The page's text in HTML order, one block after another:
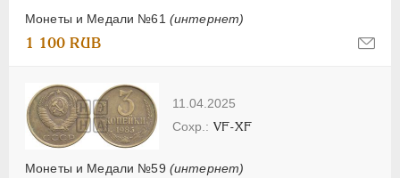
Монеты и Медали №61 (интернет)
1 100 RUB
11.04.2025
Монеты и Медали №59 (интернет)
VF-XF